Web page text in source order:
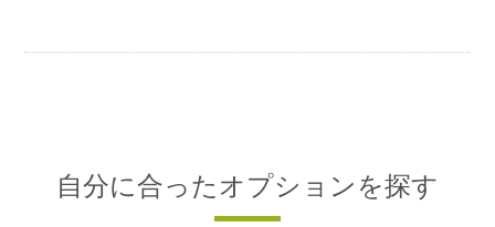
②抗ヘリコバクタigG抗体(ピロリ菌)検
自分に合ったオプションを探す